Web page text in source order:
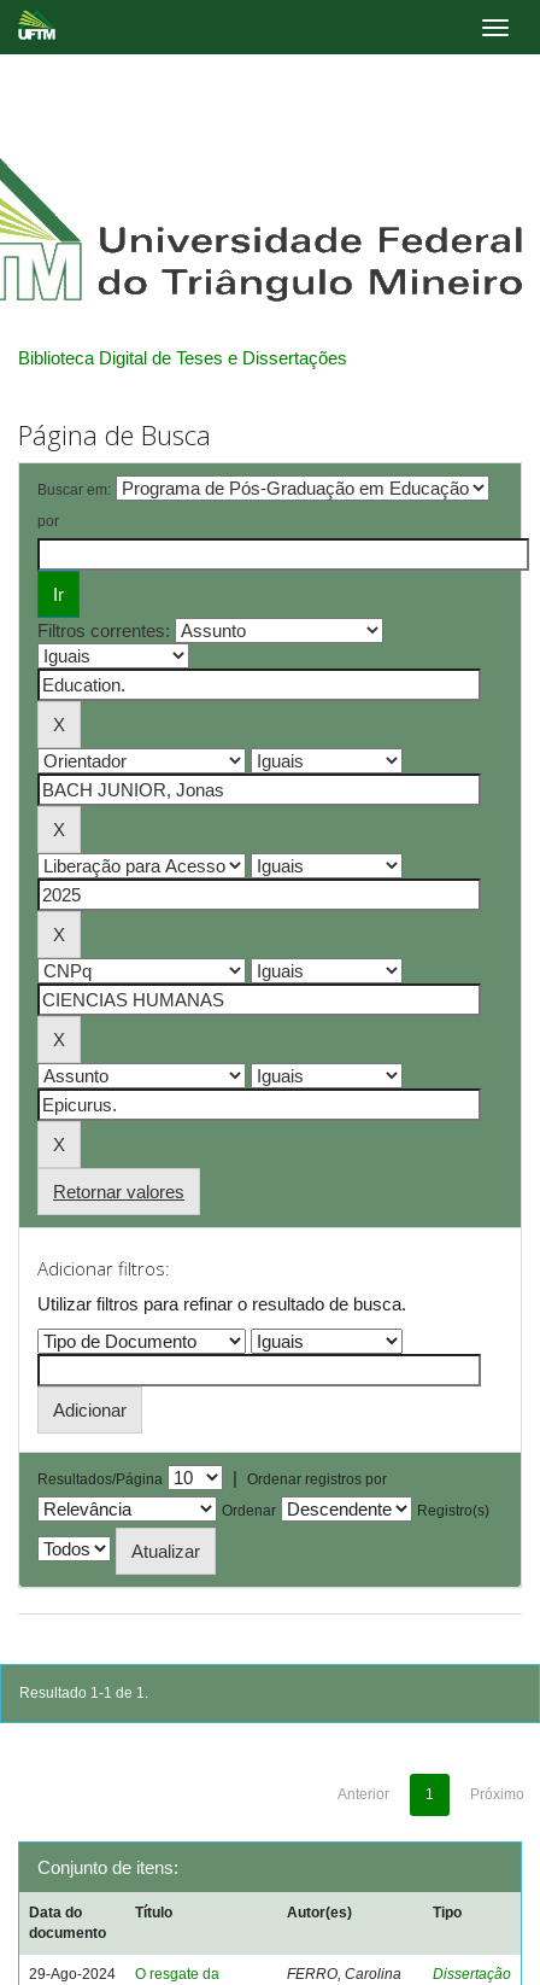
Biblioteca Digital de Teses e Dissertações
Página de Busca
Buscar em:
por
Filtros correntes:
Retornar valores
Adicionar filtros:
Utilizar filtros para refinar o resultado de busca.
Resultados/Página |
Ordenar registros por
Ordenar
Registro(s)
Resultado 1-1 de 1.
Anterior 1 Próximo
Conjunto de itens:
Data do
documento
Título Autor(es) Tipo
29-Ago-2024
O resgate da
FERRO, Carolina
Dissertação